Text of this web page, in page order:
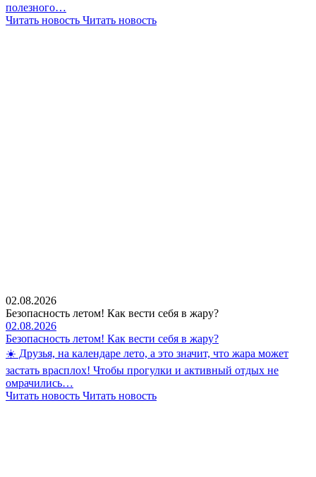
полезного…
Читать новость Читать новость
02.08.2026
Безопасность летом! Как вести себя в жару?
02.08.2026
Безопасность летом! Как вести себя в жару?
☀️ Друзья, на календаре лето, а это значит, что жара может
застать врасплох! Чтобы прогулки и активный отдых не
омрачились…
Читать новость Читать новость